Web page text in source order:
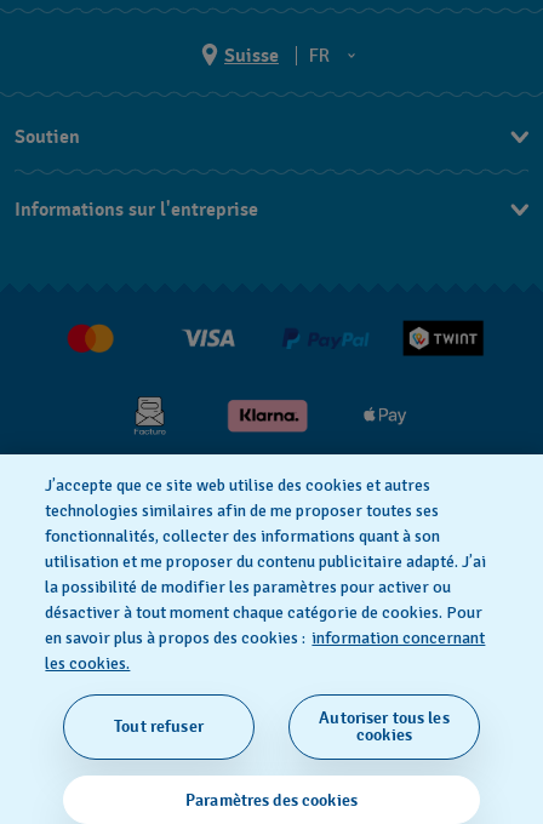
Suisse
FR
EN
Soutien
Conditions de vente
Renoncer au contrat
Informations sur l'entreprise
Déclaration de confidentialité
Déclaration concernant les cookies
Conditions d'utilisation
SWISS MADE
© 2026 FLIK FLAK, UNE DIVISION DE SWATCH SA. TOUS
DROITS RÉSERVÉS: MONTRES SUISSES
J’accepte que ce site web utilise des cookies et autres
technologies similaires afin de me proposer toutes ses
fonctionnalités, collecter des informations quant à son
utilisation et me proposer du contenu publicitaire adapté. J’ai
la possibilité de modifier les paramètres pour activer ou
désactiver à tout moment chaque catégorie de cookies. Pour
en savoir plus à propos des cookies : information concernant
les cookies.
Paramètres des cookies
Tout refuser
Autoriser tous les
cookies